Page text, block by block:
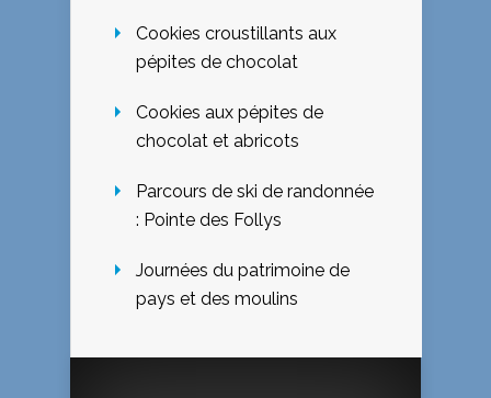
Cookies croustillants aux
pépites de chocolat
Cookies aux pépites de
chocolat et abricots
Parcours de ski de randonnée
: Pointe des Follys
Journées du patrimoine de
pays et des moulins